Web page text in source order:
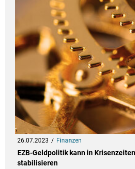
26.07.2023 Finanzen
EZB-Geldpolitik kann in
stabilisieren